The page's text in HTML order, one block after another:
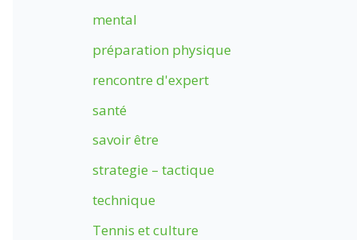
mental
préparation physique
rencontre d'expert
santé
savoir être
strategie – tactique
technique
Tennis et culture